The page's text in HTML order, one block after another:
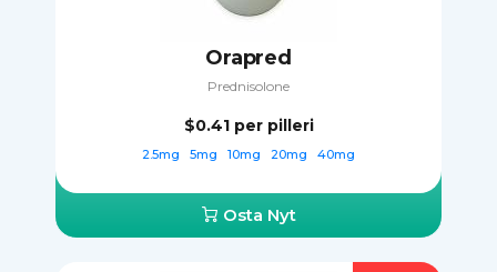
Orapred
Prednisolone
$0.41 per pilleri
2.5mg 5mg 10mg 20mg 40mg
Osta Nyt